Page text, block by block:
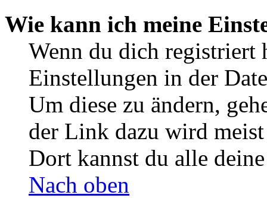
Wie kann ich meine
Wenn du dich registriert
Einstellungen in der
Um diese zu ändern,
der Link dazu wird
Dort kannst du alle
Nach oben